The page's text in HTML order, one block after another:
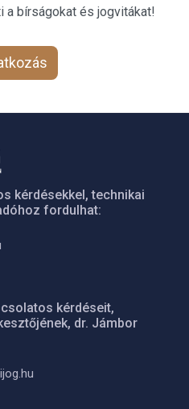
a bírságokat és jogvitákat!
kérdésekkel, technikai
fordulhat:
kérdéseit,
dr. Jámbor